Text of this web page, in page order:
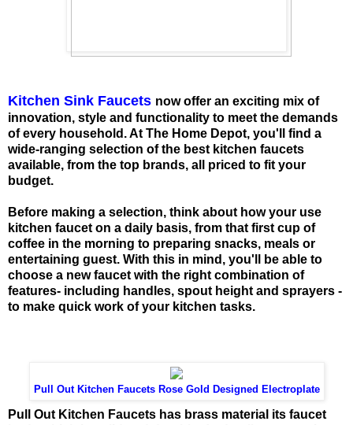
Kitchen Sink Faucets now offer an exciting mix of
innovation, style and functionality to meet the demands
of every household. At The Home Depot, you'll find a
wide-ranging selection of the best kitchen faucets
available, from the top brands, all priced to fit your
budget.
Before making a selection, think about how your use
kitchen faucet on a daily basis, from that first cup of
coffee in the morning to preparing snacks, meals or
entertaining guest. With this in mind, you'll be able to
choose a new faucet with the right combination of
features- including handles, spout height and sprayers -
to make quick work of your kitchen tasks.
Pull Out Kitchen Faucets Rose Gold Designed Electroplate
Pull Out Kitchen Faucets has brass material its faucet